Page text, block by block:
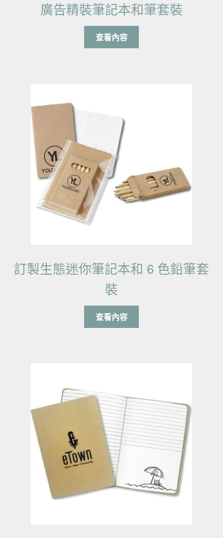
廣告精裝筆記本和筆套裝
查看內容
訂製生態迷你筆記本和 6 色鉛筆套
裝
查看內容